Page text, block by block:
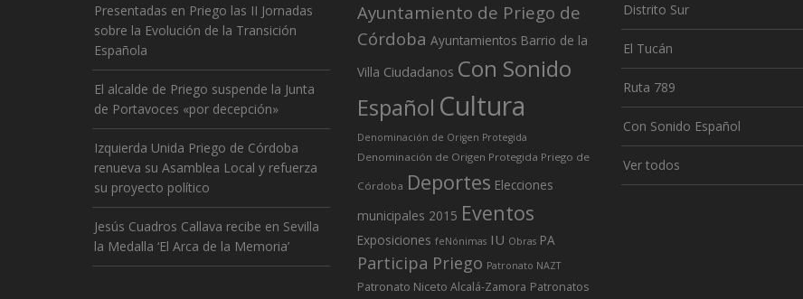
Presentadas en Priego las II Jornadas
sobre la Evolución de la Transición
Española
El alcalde de Priego suspende la Junta
de Portavoces «por decepción»
Izquierda Unida Priego de Córdoba
renueva su Asamblea Local y refuerza
su proyecto político
Jesús Cuadros Callava recibe en Sevilla
la Medalla ‘El Arca de la Memoria’
Ayuntamiento de Priego de
Córdoba Ayuntamientos Barrio de la
Villa Ciudadanos Con Sonido
Español Cultura
Denominación de Origen Protegida
Denominación de Origen Protegida Priego de
Córdoba Deportes Elecciones
municipales 2015 Eventos
Exposiciones feNónimas IU Obras PA
Participa Priego Patronato NAZT
Patronato Niceto Alcalá-Zamora Patronatos
Distrito Sur
El Tucán
Ruta 789
Con Sonido Español
Ver todos